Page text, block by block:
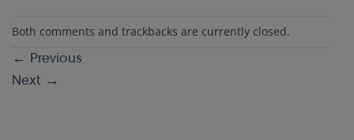
Both comments and trackbacks are currently closed.
← Previous
Next →